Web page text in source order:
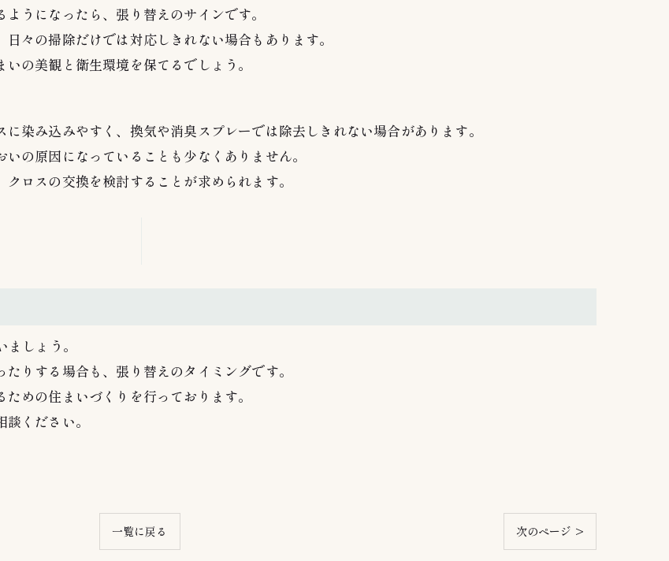
うになったら、張り替えのサインです。
々の掃除だけでは対応しきれない場合もあります。
の美観と衛生環境を保てるでしょう。
染み込みやすく、換気や消臭スプレーでは除去しきれない場合があります。
の原因になっていることも少なくありません。
ロスの交換を検討することが求められます。
しょう。
りする場合も、張り替えのタイミングです。
めの住まいづくりを行っております。
ください。
一覧に戻る 次のページ >